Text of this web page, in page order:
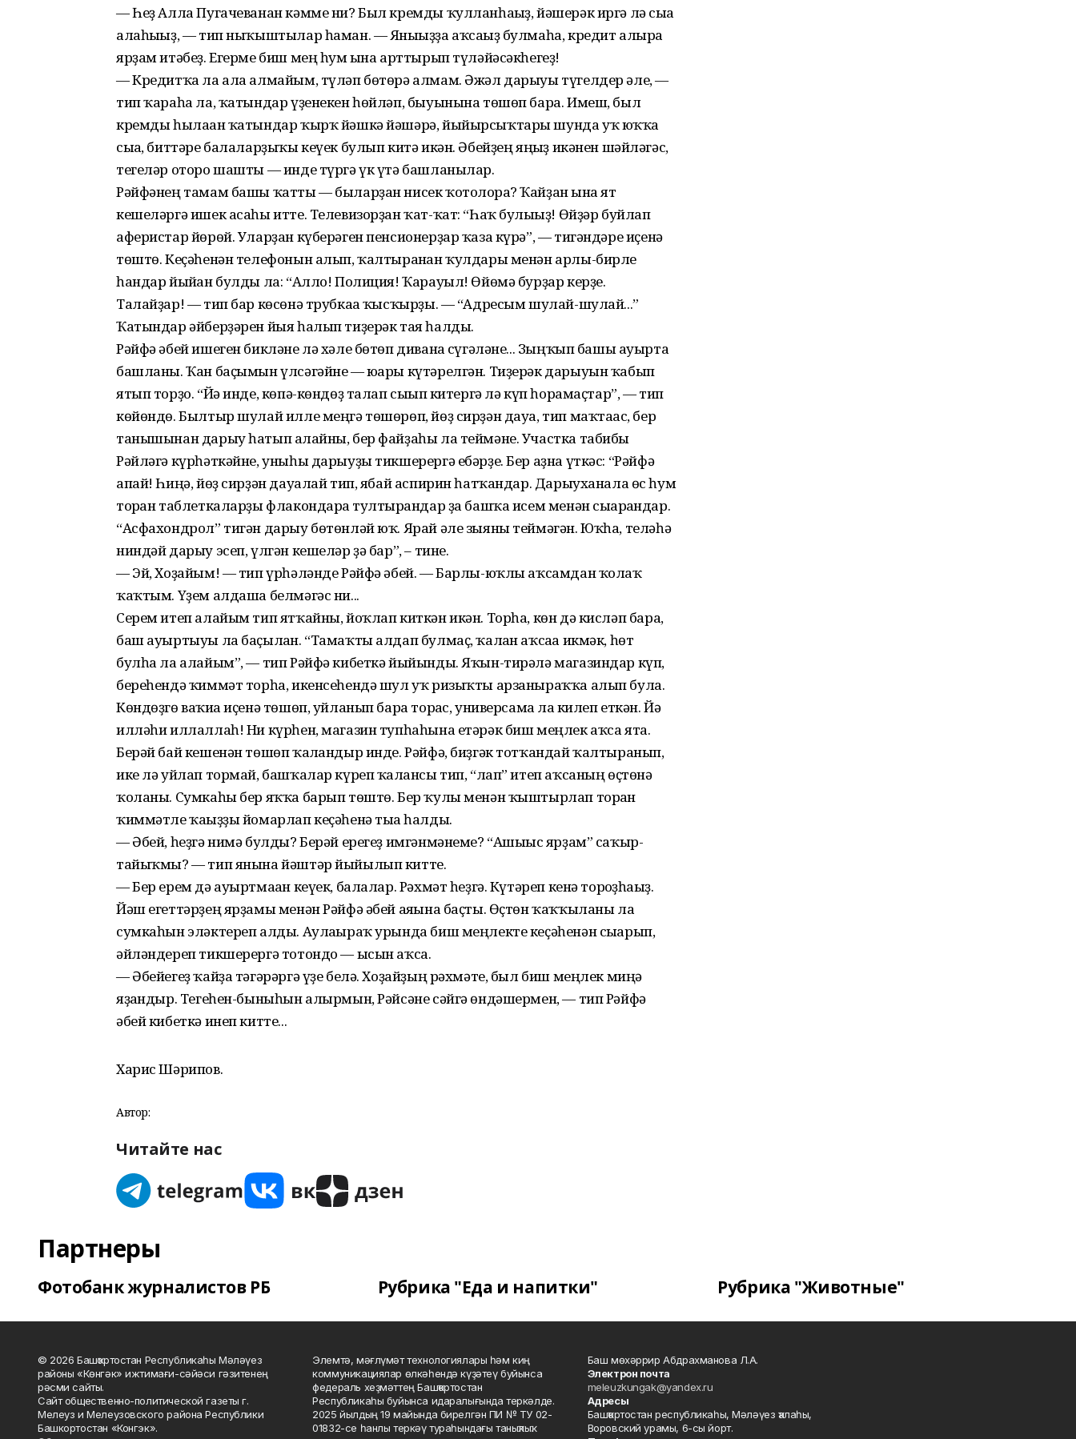
— Һеҙ Алла Пугачеванан кәмме ни? Был кремды ҡулланһағыҙ, йәшерәк иргә лә сыға
алаһығыҙ, — тип ныҡыштылар һаман. — Янығыҙҙа аҡсағыҙ булмаһа, кредит алырға
ярҙам итәбеҙ. Егерме биш мең һум ғына арттырып түләйәсәкһегеҙ!
— Кредитҡа ла ала алмайым, түләп бөтөрә алмам. Әжәл дарыуы түгелдер әле, —
тип ҡараһа ла, ҡатындар үҙенекен һөйләп, быуынына төшөп бара. Имеш, был
кремды һылаған ҡатындар ҡырҡ йәшкә йәшәрә, йыйырсыҡтары шунда уҡ юҡҡа
сыға, биттәре балаларҙыҡы кеүек булып китә икән. Әбейҙең яңғыҙ икәнен шәйләгәс,
тегеләр оторо шашты — инде түргә үк үтә башланылар.
Рәйфәнең тамам башы ҡатты — быларҙан нисек ҡотолорға? Ҡайҙан ғына ят
кешеләргә ишек асаһы итте. Теле­визорҙан ҡат-ҡат: “Һаҡ булығыҙ! Өйҙәр буйлап
аферистар йөрөй. Уларҙан күберәген пенсионерҙар ҡаза күрә”, — тигәндәре иҫенә
төштө. Кеҫәһенән телефонын алып, ҡалтыранған ҡулдары менән арлы-бирле
һандар йыйған булды ла: “Алло! Полиция! Ҡарауыл! Өйөмә бурҙар керҙе.
Талайҙар! — тип бар көсөнә трубкаға ҡысҡырҙы. — “Адресым шулай-шулай...”
Ҡатындар әйберҙәрен йыя һалып тиҙерәк тая һалды.
Рәйфә әбей ишеген бикләне лә хәле бөтөп диванға сүгәләне... Зыңҡып башы ауырта
башланы. Ҡан баҫымын үлсәгәйне — юғары күтәрелгән. Тиҙерәк дарыуын ҡабып
ятып торҙо. “Йә инде, көпә-көндөҙ талап сығып китергә лә күп һорамаҫтар”, — тип
көйөндө. Былтыр шулай илле меңгә төшөрөп, йөҙ сирҙән дауа, тип маҡтағас, бер
танышынан дарыу һатып алғайны, бер файҙаһы ла теймәне. Участка табибы
Рәйләгә күрһәткәйне, уныһы дарыуҙы тикшерергә ебәрҙе. Бер аҙна үткәс: “Рәйфә
апай! Һиңә, йөҙ сирҙән дауалай тип, ябай аспирин һатҡандар. Дарыуханала өс һум
торған таблеткаларҙы флакондарға тултырғандар ҙа башҡа исем менән сығарғандар.
“Асфахондрол” тигән дарыу бөтөнләй юҡ. Ярай әле зыяны теймәгән. Юҡһа, теләһә
ниндәй дарыу эсеп, үлгән кешеләр ҙә бар”, – тине.
— Эй, Хоҙайым! — тип үрһәләнде Рәйфә әбей. — Барлы-юҡлы аҡсамдан ҡолаҡ
ҡаҡтым. Үҙем алдаша белмәгәс ни...
Серем итеп алайым тип ятҡайны, йоҡ­лап киткән икән. Торһа, көн дә кисләп ба­ра,
баш ауыртыуы ла баҫылған. “Тамаҡты алдап булмаҫ, ҡалған аҡсаға икмәк, һөт
булһа ла алайым”, — тип Рәйфә кибеткә йыйынды. Яҡын-тирәлә магазиндар күп,
береһендә ҡиммәт торһа, икенсеһендә шул уҡ ризыҡты арзаныраҡҡа алып була.
Көндөҙгө ваҡиға иҫенә төшөп, уйланып бара торғас, универсамға ла килеп еткән. Йә
илләһи иллаллаһ! Ни күрһен, магазин тупһаһына етәрәк биш меңлек аҡса ята.
Берәй бай кешенән төшөп ҡалғандыр инде. Рәйфә, биҙгәк тотҡандай ҡалтыранып,
ике лә уйлап тормай, башҡалар күреп ҡалғансы тип, “лап” итеп аҡсаның өҫтөнә
ҡоланы. Сумкаһы бер яҡҡа барып төштө. Бер ҡулы менән ҡыштырлап торған
ҡиммәтле ҡағыҙҙы йомарлап кеҫәһенә тыға һалды.
— Әбей, һеҙгә нимә булды? Берәй ерегеҙ имгәнмәнеме? “Ашығыс ярҙам” саҡыр­
тайыҡмы? — тип янына йәштәр йыйылып китте.
— Бер ерем дә ауыртмаған кеүек, балалар. Рәхмәт һеҙгә. Күтәреп кенә торғоҙһағыҙ.
Йәш егеттәрҙең ярҙамы менән Рәйфә әбей аяғына баҫты. Өҫтөн ҡаҡҡыланы ла
сумкаһын эләктереп алды. Аулағыраҡ урында биш меңлекте кеҫәһенән сығарып,
әйләндереп тикшерергә тотондо — ысын аҡса.
— Әбейегеҙ ҡайҙа тәгәрәргә үҙе белә. Хоҙайҙың рәхмәте, был биш меңлек миңә
яҙғандыр. Тегеһен-быныһын алырмын, Рәйсәне сәйгә өндәшермен, — тип Рәйфә
әбей кибеткә инеп китте...
Харис Шәрипов.
Автор:
Читайте нас
Партнеры
Фотобанк журналистов РБ Рубрика "Еда и напитки" Рубрика "Животные"
© 2026 Башҡортостан Республикаһы Мәләүез
районы «Көнгәк» ижтимағи-сәйәси гәзитенең
рәсми сайты.
Сайт общественно-политической газеты г.
Мелеуз и Мелеузовского района Республики
Башкортостан «Конгэк».
Элемтә, мәғлүмәт технологиялары һәм киң
коммуникациялар өлкәһендә күҙәтеү буйынса
федераль хеҙмәттең Башҡортостан
Республикаһы буйынса идаралығында теркәлде.
2025 йылдың 19 майында бирелгән ПИ № ТУ 02-
01832-се һанлы теркәү тураһындағы таныҡлыҡ.
Баш мөхәррир Абдрахманова Л.А.
Электрон почта
meleuzkungak@yandex.ru
Адресы
Башҡортостан республикаһы, Мәләүез ҡалаһы,
Воровский урамы, 6-сы йорт.